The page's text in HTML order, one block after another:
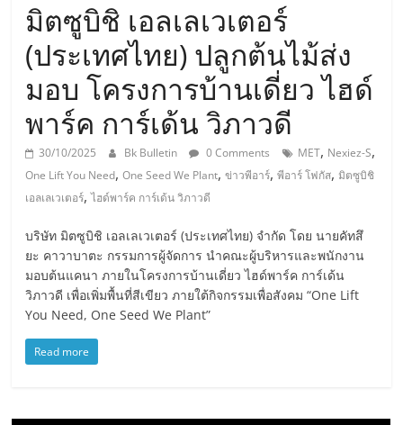
มิตซูบิชิ เอลเลเวเตอร์
(ประเทศไทย) ปลูกต้นไม้ส่ง
มอบ โครงการบ้านเดี่ยว ไฮด์
พาร์ค การ์เด้น วิภาวดี
30/10/2025 Bk Bulletin 0 Comments MET, Nexiez-S,
One Lift You Need,One Seed We Plant,ข่าวพีอาร์,พีอาร์ โฟกัส,มิตซูบิชิ
เอลเลเวเตอร์,ไฮด์พาร์ค การ์เด้น วิภาวดี
บริษัท มิตซูบิชิ เอลเลเวเตอร์ (ประเทศไทย) จำกัด โดย นายคัทสึ
ยะ คาวาบาตะ กรรมการผู้จัดการ นำคณะผู้บริหารและพนักงาน
มอบต้นแคนา ภายในโครงการบ้านเดี่ยว ไฮด์พาร์ค การ์เด้น
วิภาวดี เพื่อเพิ่มพื้นที่สีเขียว ภายใต้กิจกรรมเพื่อสังคม “One Lift
You Need, One Seed We Plant”
Read more